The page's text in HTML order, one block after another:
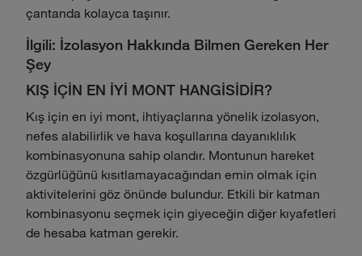
çantanda kolayca taşınır.
İlgili: İzolasyon Hakkında Bilmen Gereken Her
Şey
KIŞ İÇİN EN İYİ MONT HANGİSİDİR?
Kış için en iyi mont, ihtiyaçlarına yönelik izolasyon,
nefes alabilirlik ve hava koşullarına dayanıklılık
kombinasyonuna sahip olandır. Montunun hareket
özgürlüğünü kısıtlamayacağından emin olmak için
aktivitelerini göz önünde bulundur. Etkili bir katman
kombinasyonu seçmek için giyeceğin diğer kıyafetleri
de hesaba katman gerekir.